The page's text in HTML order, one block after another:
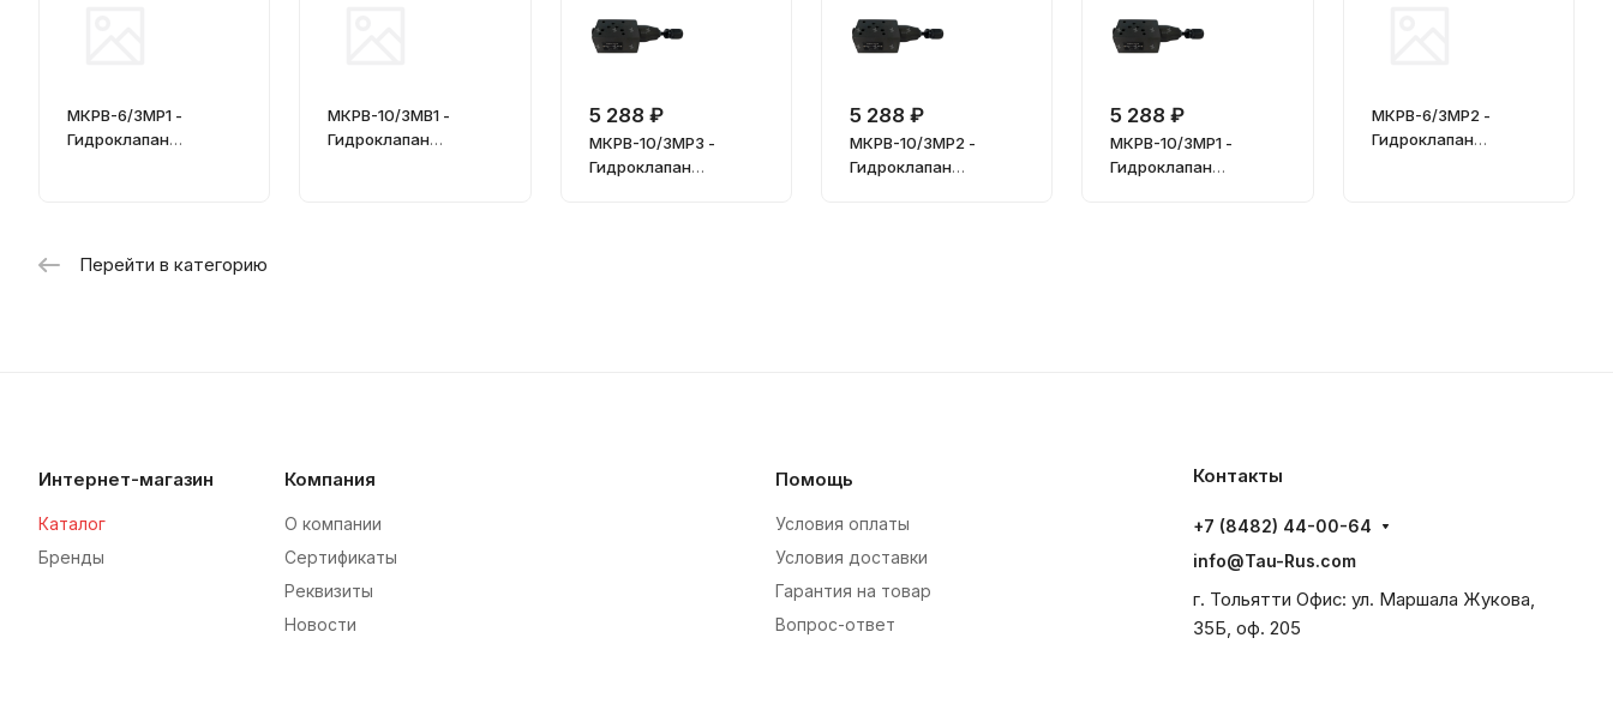
МКРВ-6/3МР1 -
Гидроклапан
МКРВ-10/3МВ1 -
Гидроклапан
5 288 ₽
МКРВ-10/3МР3 -
Гидроклапан
5 288 ₽
МКРВ-10/3МР2 -
Гидроклапан
5 288 ₽
МКРВ-10/3МР1 -
Гидроклапан
МКРВ-6/3МР2 -
Гидроклапан
Перейти в категорию
Интернет-магазин
Каталог
Бренды
Компания
О компании
Сертификаты
Реквизиты
Новости
Помощь
Условия оплаты
Условия доставки
Гарантия на товар
Вопрос-ответ
Контакты
+7 (8482) 44-00-64
info@Tau-Rus.com
г. Тольятти Офис: ул. Маршала Жукова,
35Б, оф. 205